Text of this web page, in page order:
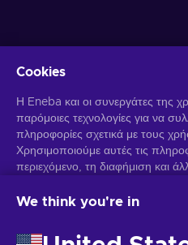
Λάβετε προσωποποιημένες
Μπορείτε να απεγγραφείτε
Ειδοποίηση Απορρήτουγια
Cookies
Η Eneba και οι συνεργάτες της
παρόμοιες τεχνολογίες για να
πληροφορίες σχετικά με τους
Χρησιμοποιούμε αυτές τις
περιεχόμενο, τη διαφήμιση και
χρησιμοποιηθούν για την
αυτών των τεχνολογιών από την
We think you're in